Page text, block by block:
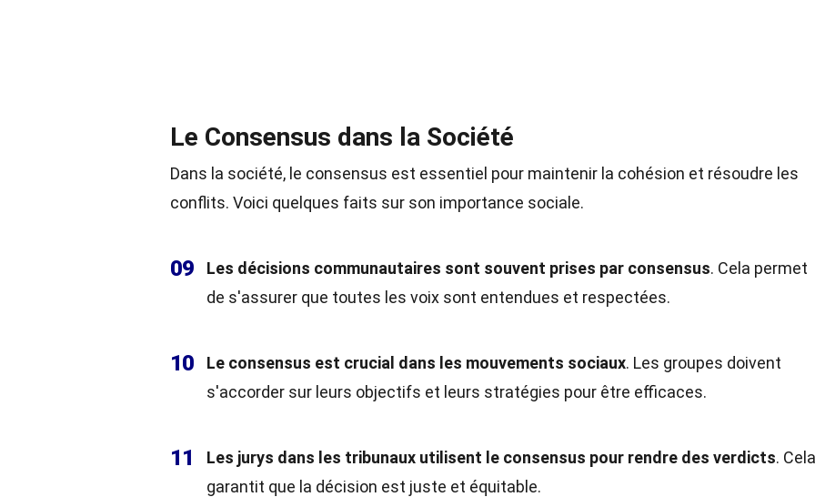
Le Consensus dans la Société
Dans la société, le consensus est essentiel pour maintenir la cohésion et résoudre les
conflits. Voici quelques faits sur son importance sociale.
09 Les décisions communautaires sont souvent prises par consensus. Cela permet
de s'assurer que toutes les voix sont entendues et respectées.
10 Le consensus est crucial dans les mouvements sociaux. Les groupes doivent
s'accorder sur leurs objectifs et leurs stratégies pour être efficaces.
11 Les jurys dans les tribunaux utilisent le consensus pour rendre des verdicts. Cela
garantit que la décision est juste et équitable.